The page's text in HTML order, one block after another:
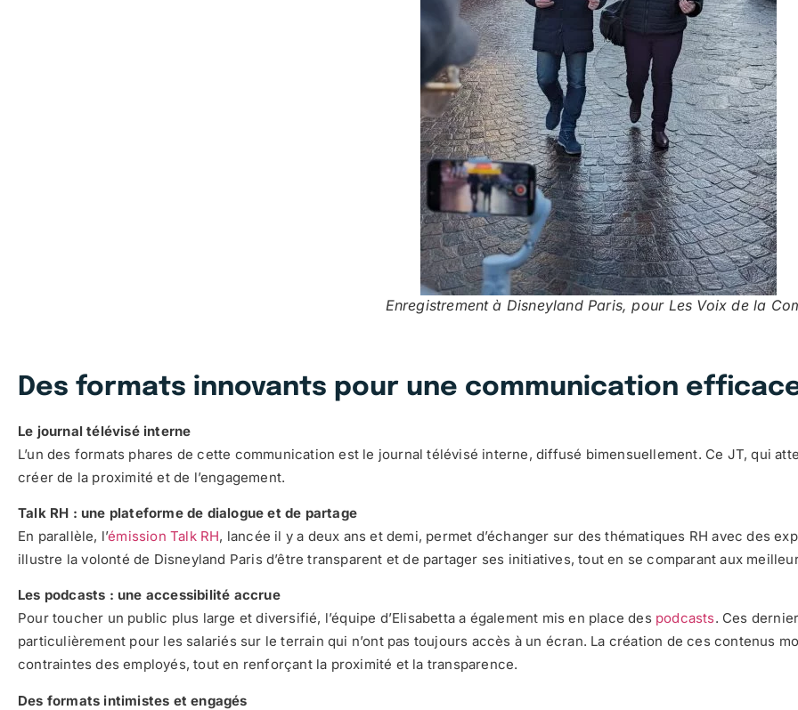
Enregistrement à Disneyland Paris, pour Les Voix de la
Des formats innovants pour une communication
Le journal télévisé interne
L’un des formats phares de cette communication est le journal télévisé interne, diffusé bimensuellement. Ce JT, qui
créer de la proximité et de l’engagement.
Talk RH : une plateforme de dialogue et de partage
En parallèle, l’émission Talk RH, lancée il y a deux ans et demi, permet d’échanger sur des thématiques RH avec des
illustre la volonté de Disneyland Paris d’être transparent et de partager ses initiatives, tout en se comparant aux
Les podcasts : une accessibilité accrue
Pour toucher un public plus large et diversifié, l’équipe d’Elisabetta a également mis en place des podcasts. Ces
particulièrement pour les salariés sur le terrain qui n’ont pas toujours accès à un écran. La création de ces contenus
contraintes des employés, tout en renforçant la proximité et la transparence.
Des formats intimistes et engagés